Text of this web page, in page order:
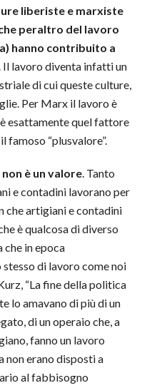
liberiste e marxiste
peraltro del lavoro
hanno contribuito a
Il lavoro diventa infatti un
di cui queste culture,
Per Marx il lavoro è
è esattamente quel fattore
famoso “plusvalore”.
è un valore. Tanto
e contadini lavorano per
che artigiani e contadini
è qualcosa di diverso
che in epoca
di lavoro come noi
“La fine della politica
lo amavano di più di un
di un operaio che, a
fanno un lavoro
non erano disposti a
al fabbisogno